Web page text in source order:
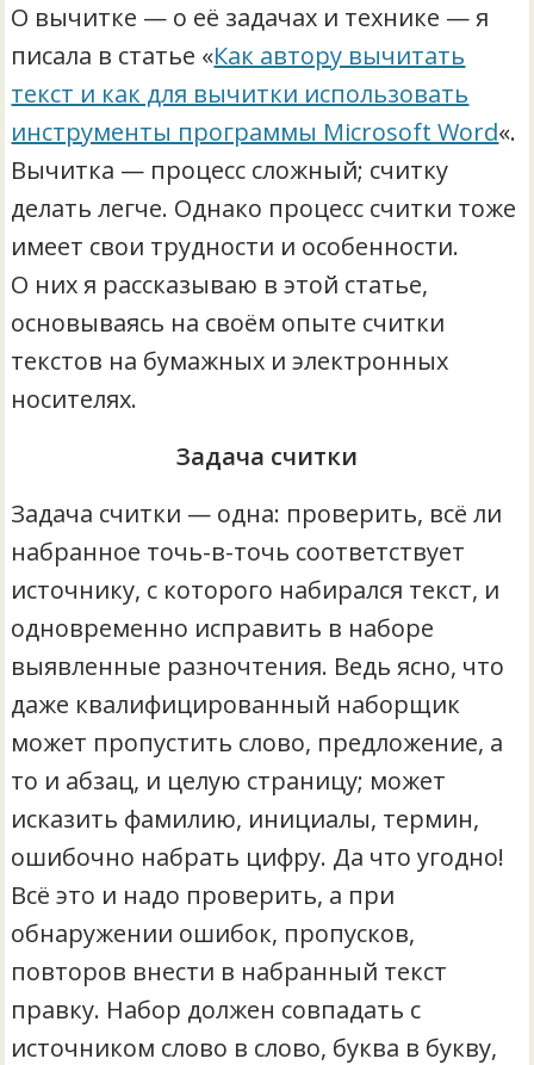
О вычитке — о её задачах и технике — я
писала в статье «Как автору вычитать
текст и как для вычитки использовать
инструменты программы Microsoft Word«.
Вычитка — процесс сложный; считку
делать легче. Однако процесс считки тоже
имеет свои трудности и особенности.
О них я рассказываю в этой статье,
основываясь на своём опыте считки
текстов на бумажных и электронных
носителях.
Задача считки
Задача считки — одна: проверить, всё ли
набранное точь-в-точь соответствует
источнику, с которого набирался текст, и
одновременно исправить в наборе
выявленные разночтения. Ведь ясно, что
даже квалифицированный наборщик
может пропустить слово, предложение, а
то и абзац, и целую страницу; может
исказить фамилию, инициалы, термин,
ошибочно набрать цифру. Да что угодно!
Всё это и надо проверить, а при
обнаружении ошибок, пропусков,
повторов внести в набранный текст
правку. Набор должен совпадать с
источником слово в слово, буква в букву,